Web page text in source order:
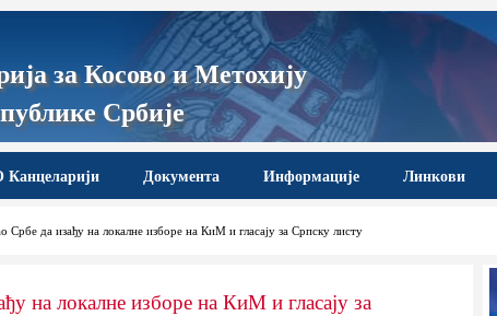
за Косово и Метохију
Србије
Канцеларији Документа Информације Линкови
Србе да изађу на локалне изборе на КиМ и гласају за Српску листу
на локалне изборе на КиМ и гласају за